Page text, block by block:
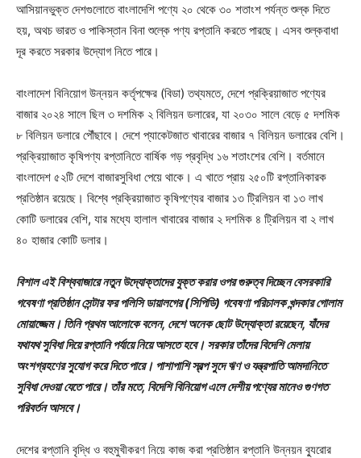
আসিয়ানভুক্ত দেশগুলোতে বাংলাদেশি পণ্যে ২০ থেকে ৩০ শতাংশ পর্যন্ত শুল্ক দিতে
হয়, অথচ ভারত ও পাকিস্তান বিনা শুল্কে পণ্য রপ্তানি করতে পারছে। এসব শুল্কবাধা
দূর করতে সরকার উদ্যোগ নিতে পারে।
বাংলাদেশ বিনিয়োগ উন্নয়ন কর্তৃপক্ষের (বিডা) তথ্যমতে, দেশে প্রক্রিয়াজাত পণ্যের
বাজার ২০২৪ সালে ছিল ৩ দশমিক ২ বিলিয়ন ডলারের, যা ২০৩০ সালে বেড়ে ৫ দশমিক
৮ বিলিয়ন ডলারে পৌঁছাবে। দেশে প্যাকেটজাত খাবারের বাজার ৭ বিলিয়ন ডলারের বেশি।
প্রক্রিয়াজাত কৃষিপণ্য রপ্তানিতে বার্ষিক গড় প্রবৃদ্ধি ১৬ শতাংশের বেশি। বর্তমানে
বাংলাদেশ ৫২টি দেশে বাজারসুবিধা পেয়ে থাকে। এ খাতে প্রায় ২৫০টি রপ্তানিকারক
প্রতিষ্ঠান রয়েছে। বিশ্বে প্রক্রিয়াজাত কৃষিপণ্যের বাজার ১৩ ট্রিলিয়ন বা ১৩ লাখ
কোটি ডলারের বেশি, যার মধ্যে হালাল খাবারের বাজার ২ দশমিক ৪ ট্রিলিয়ন বা ২ লাখ
৪০ হাজার কোটি ডলার।
বিশাল এই বিশ্ববাজারে নতুন উদ্যোক্তাদের যুক্ত করার ওপর গুরুত্ব দিচ্ছেন বেসরকারি
গবেষণা প্রতিষ্ঠান সেন্টার ফর পলিসি ডায়ালগের (সিপিডি) গবেষণা পরিচালক খন্দকার গোলাম
মোয়াজ্জেম। তিনি প্রথম আলোকে বলেন, দেশে অনেক ছোট উদ্যোক্তা রয়েছেন, যাঁদের
যথাযথ সুবিধা দিয়ে রপ্তানি পর্যায়ে নিয়ে আসতে হবে। সরকার তাঁদের বিদেশি মেলায়
অংশগ্রহণের সুযোগ করে দিতে পারে। পাশাপাশি স্বল্প সুদে ঋণ ও যন্ত্রপাতি আমদানিতে
সুবিধা দেওয়া যেতে পারে। তাঁর মতে, বিদেশি বিনিয়োগ এলে দেশীয় পণ্যের মানেও গুণগত
পরিবর্তন আসবে।
দেশের রপ্তানি বৃদ্ধি ও বহুমুখীকরণ নিয়ে কাজ করা প্রতিষ্ঠান রপ্তানি উন্নয়ন ব্যুরোর